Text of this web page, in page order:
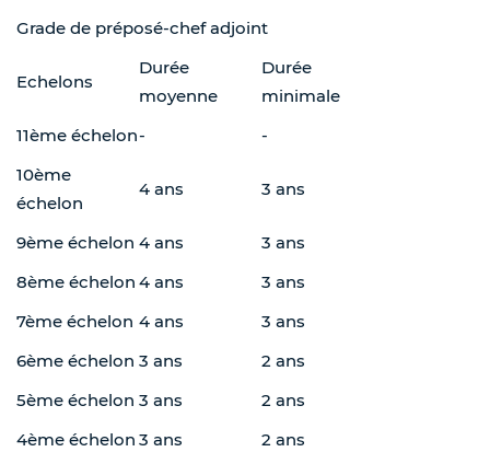
Grade de préposé-chef adjoint
Echelons
Durée
moyenne
Durée
minimale
11ème échelon-
-
10ème
échelon
4 ans 3 ans
9ème échelon 4 ans
3 ans
8ème échelon 4 ans
3 ans
7ème échelon 4 ans
3 ans
6ème échelon 3 ans
2 ans
5ème échelon 3 ans
2 ans
4ème échelon 3 ans
2 ans